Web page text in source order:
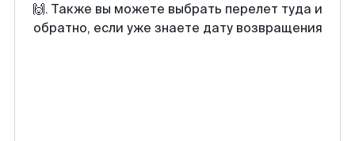
🙌. Также вы можете выбрать перелет туда и
обратно, если уже знаете дату возвращения